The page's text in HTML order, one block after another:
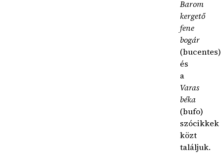
Barom
kergető
fene
bogár
(bucentes)
és
a
Varas
béka
(bufo)
szócikkek
közt
találjuk.